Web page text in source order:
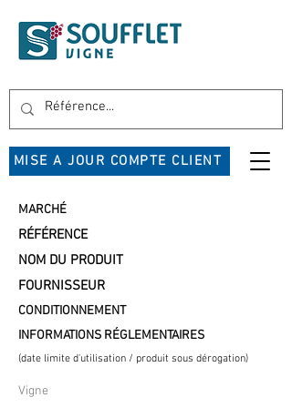
MISE A JOUR COMPTE CLIENT
MARCHÉ
RÉFÉRENCE
NOM DU PRODUIT
FOURNISSEUR
CONDITIONNEMENT
INFORMATIONS RÉGLEMENTAIRES
(date limite d'utilisation / produit sous dérogation)
Vigne